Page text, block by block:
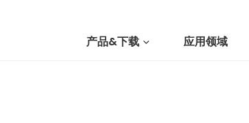
产品&下载 应用领域